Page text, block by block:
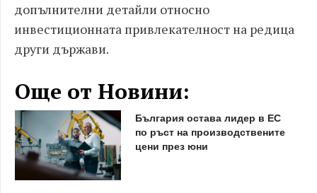
допълнителни детайли относно
инвестиционната привлекателност на редица
други държави.
Още от Новини:
България остава лидер в ЕС
по ръст на производствените
цени през юни